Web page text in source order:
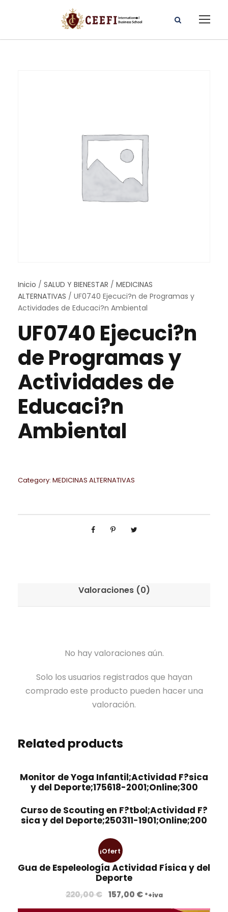
Inicio / SALUD Y BIENESTAR / MEDICINAS
ALTERNATIVAS / UF0740 Ejecuci?n de Programas y
Actividades de Educaci?n Ambiental
UF0740 Ejecuci?n
de Programas y
Actividades de
Educaci?n
Ambiental
Category: MEDICINAS ALTERNATIVAS
Valoraciones (0)
No hay valoraciones aún.
Solo los usuarios registrados que hayan
comprado este producto pueden hacer una
valoración.
Related products
Monitor de Yoga Infantil;Actividad F?sica
y del Deporte;175618-2001;Online;300
Curso de Scouting en F?tbol;Actividad F?
sica y del Deporte;250311-1901;Online;200
¡Ofert
a!
Gua de Espeleología Actividad Física y del
Deporte
220,00€ E
l
157,00 €E
l
*+iva